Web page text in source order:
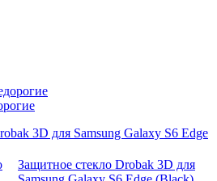
3D для Samsung Galaxy S6 Edge
Защитное стекло Drobak 3D для